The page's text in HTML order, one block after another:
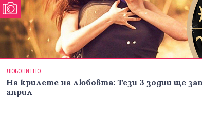
ЛЮБОПИТНО
На крилете на любовта: Тези 3 зодии ще
април